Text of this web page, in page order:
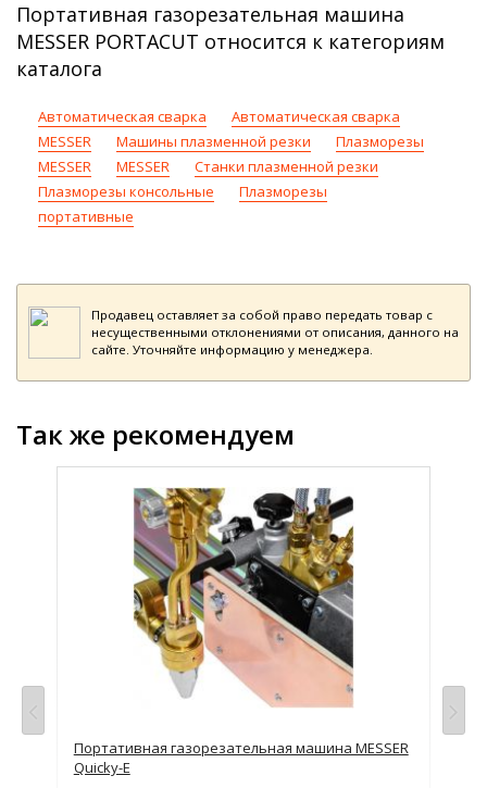
Портативная газорезательная машина
MESSER PORTACUT относится к категориям
каталога
Автоматическая сварка
Автоматическая сварка
MESSER
Машины плазменной резки
Плазморезы
MESSER
MESSER
Станки плазменной резки
Плазморезы консольные
Плазморезы
портативные
Продавец оставляет за собой право передать товар с
несущественными отклонениями от описания, данного на
сайте. Уточняйте информацию у менеджера.
Так же рекомендуем
Портативная газорезательная машина MESSER
Quicky-E